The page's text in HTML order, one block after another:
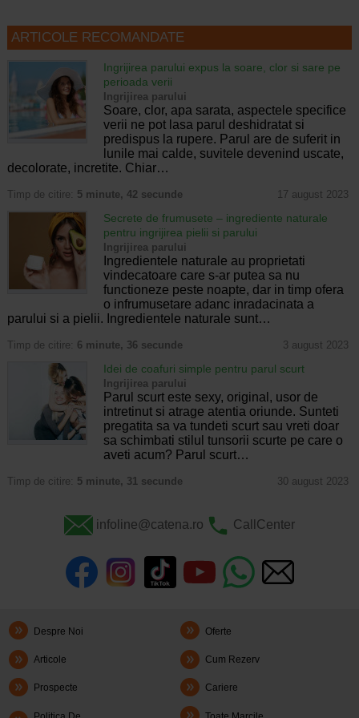
ARTICOLE RECOMANDATE
Ingrijirea parului expus la soare, clor si sare pe
perioada verii
Ingrijirea parului
Soare, clor, apa sarata, aspectele specifice
verii ne pot lasa parul deshidratat si
predispus la rupere. Parul are de suferit in
lunile mai calde, suvitele devenind uscate,
decolorate, incretite. Chiar…
Timp de citire: 5 minute, 42 secunde 17 august 2023
Secrete de frumusete – ingrediente naturale
pentru ingrijirea pielii si parului
Ingrijirea parului
Ingredientele naturale au proprietati
vindecatoare care s-ar putea sa nu
functioneze peste noapte, dar in timp ofera
o infrumusetare adanc inradacinata a
parului si a pielii. Ingredientele naturale sunt…
Timp de citire: 6 minute, 36 secunde 3 august 2023
Idei de coafuri simple pentru parul scurt
Ingrijirea parului
Parul scurt este sexy, original, usor de
intretinut si atrage atentia oriunde. Sunteti
pregatita sa va tundeti scurt sau vreti doar
sa schimbati stilul tunsorii scurte pe care o
aveti acum? Parul scurt…
Timp de citire: 5 minute, 31 secunde 30 august 2023
infoline@catena.ro CallCenter
Despre Noi Oferte
Articole Cum Rezerv
Prospecte Cariere